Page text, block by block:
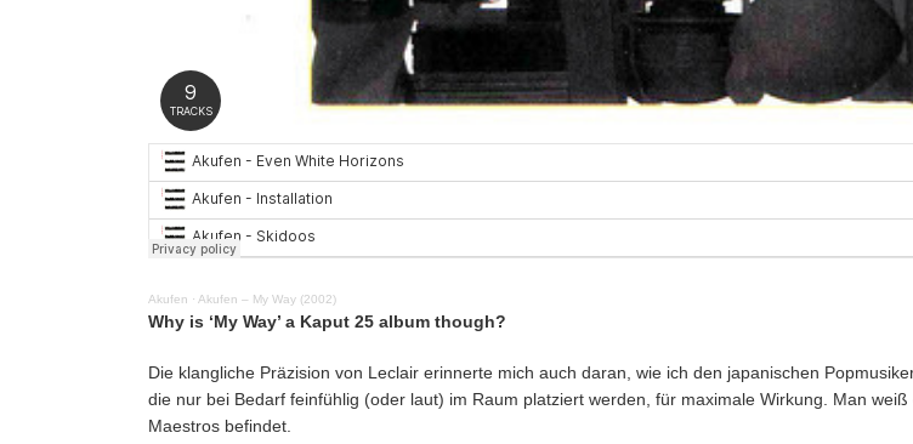
Akufen · Akufen – My Way (2002)
Why is ‘My Way’ a Kaput 25 album though?
Die klangliche Präzision von Leclair erinnerte mich auch daran, wie ich den japanischen
die nur bei Bedarf feinfühlig (oder laut) im Raum platziert werden, für maximale Wirkung. Man
Maestros befindet.